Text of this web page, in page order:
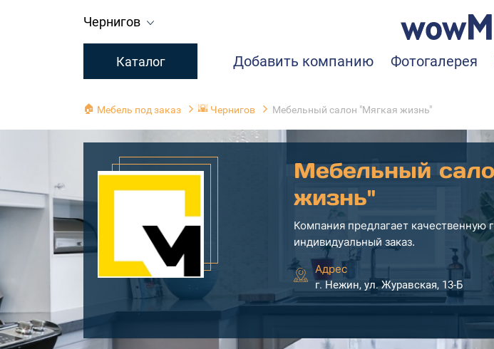
Чернигов
Каталог Добавить компанию Фотогалерея
🏠 Мебель под заказ 🌇 Чернигов Мебельный салон "Мягкая жизнь"
Мебельный
жизнь"
Компания предлагает качественную
индивидуальный заказ.
Адрес
г. Нежин, ул. Журавская, 13-Б